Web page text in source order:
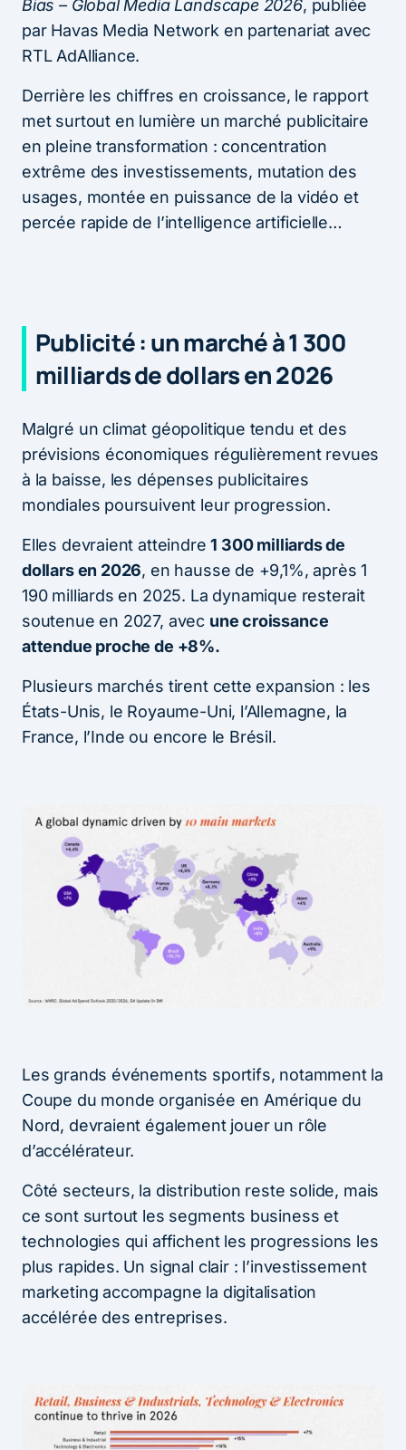
Bias – Global Media Landscape 2026, publiée
par Havas Media Network en partenariat avec
RTL AdAlliance.
Derrière les chiffres en croissance, le rapport
met surtout en lumière un marché publicitaire
en pleine transformation : concentration
extrême des investissements, mutation des
usages, montée en puissance de la vidéo et
percée rapide de l’intelligence artificielle…
Publicité : un marché à 1 300
milliards de dollars en 2026
Malgré un climat géopolitique tendu et des
prévisions économiques régulièrement revues
à la baisse, les dépenses publicitaires
mondiales poursuivent leur progression.
Elles devraient atteindre1 300 milliards de
dollars en 2026, en hausse de +9,1%, après 1
190 milliards en 2025. La dynamique resterait
soutenue en 2027, avec une croissance
attendue proche de +8%.
Plusieurs marchés tirent cette expansion : les
États-Unis, le Royaume-Uni, l’Allemagne, la
France, l’Inde ou encore le Brésil.
Les grands événements sportifs, notamment la
Coupe du monde organisée en Amérique du
Nord, devraient également jouer un rôle
d’accélérateur.
Côté secteurs, la distribution reste solide, mais
ce sont surtout les segments business et
technologies qui affichent les progressions les
plus rapides. Un signal clair : l’investissement
marketing accompagne la digitalisation
accélérée des entreprises.